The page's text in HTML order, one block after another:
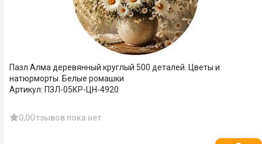
Пазл Алма деревянный круглый 500 деталей. Цветы и
натюрморты. Белые ромашки
Артикул: ПЗЛ-05КР-ЦН-4920
0,0Отзывов пока нет